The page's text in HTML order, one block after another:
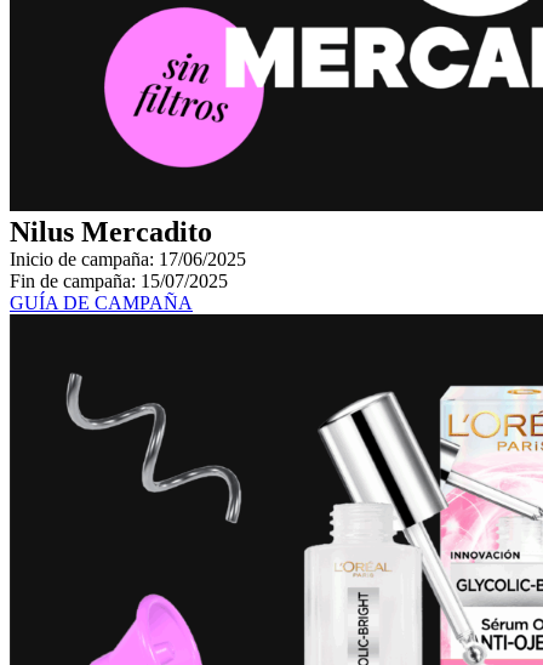
Nilus Mercadito
Inicio de campaña: 17/06/2025
Fin de campaña: 15/07/2025
GUÍA DE CAMPAÑA